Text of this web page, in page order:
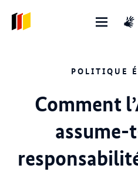
POLITIQUE
Comment
assume-